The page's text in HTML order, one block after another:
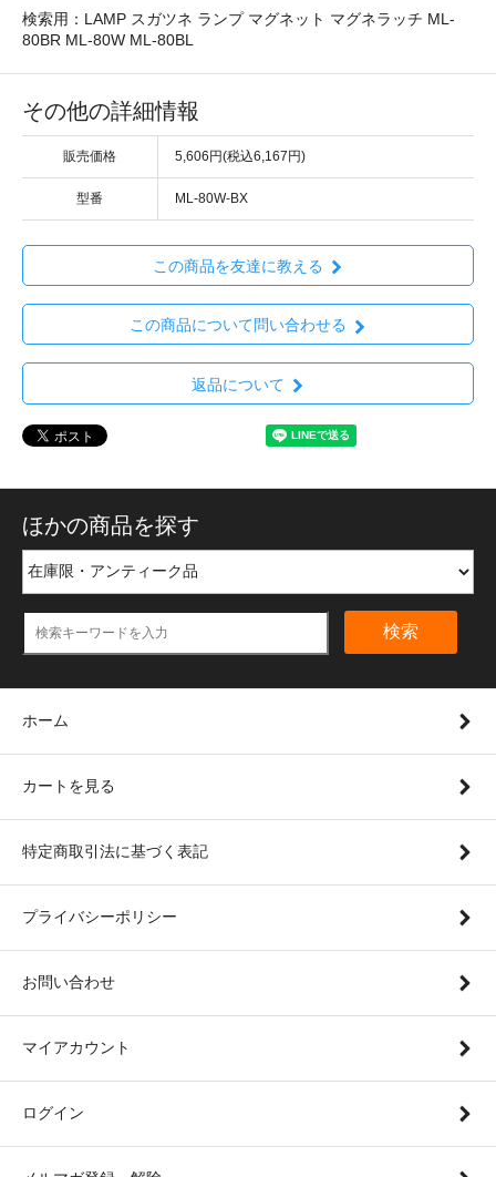
検索用：LAMP スガツネ ランプ マグネット マグネラッチ ML-
80BR ML-80W ML-80BL
その他の詳細情報
販売価格 5,606円(税込6,167円)
型番 ML-80W-BX
この商品を友達に教える
この商品について問い合わせる
返品について
ほかの商品を探す
検索
ホーム
カートを見る
特定商取引法に基づく表記
プライバシーポリシー
お問い合わせ
マイアカウント
ログイン